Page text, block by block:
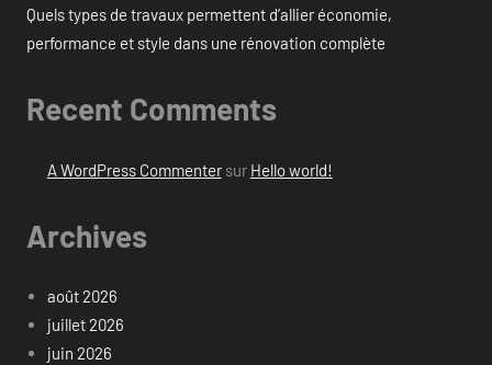
Quels types de travaux permettent d’allier économie,
performance et style dans une rénovation complète
Recent Comments
A WordPress Commentersur Hello world!
Archives
août 2026
juillet 2026
juin 2026